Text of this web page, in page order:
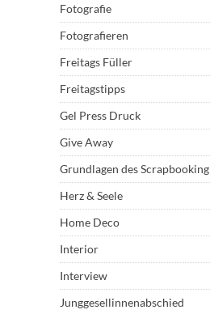
Fotografie
Fotografieren
Freitags Füller
Freitagstipps
Gel Press Druck
Give Away
Grundlagen des Scrapbooking
Herz & Seele
Home Deco
Interior
Interview
Junggesellinnenabschied